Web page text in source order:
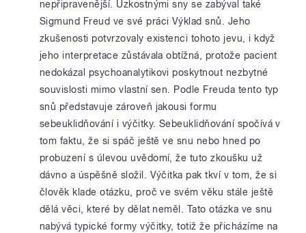
nepřipravenější. Úzkostnými sny se zabýval také
Sigmund Freud ve své práci Výklad snů. Jeho
zkušenosti potvrzovaly existenci tohoto jevu, i když
jeho interpretace zůstávala obtížná, protože pacient
nedokázal psychoanalytikovi poskytnout nezbytné
souvislosti mimo vlastní sen. Podle Freuda tento typ
snů představuje zároveň jakousi formu
sebeuklidňování i výčitky. Sebeuklidňování spočívá v
tom faktu, že si spáč ještě ve snu nebo hned po
probuzení s úlevou uvědomí, že tuto zkoušku už
dávno a úspěšně složil. Výčitka pak tkví v tom, že si
člověk klade otázku, proč ve svém věku stále ještě
dělá věci, které by dělat neměl. Tato otázka ve snu
nabývá typické formy výčitky, totiž že přicházíme na